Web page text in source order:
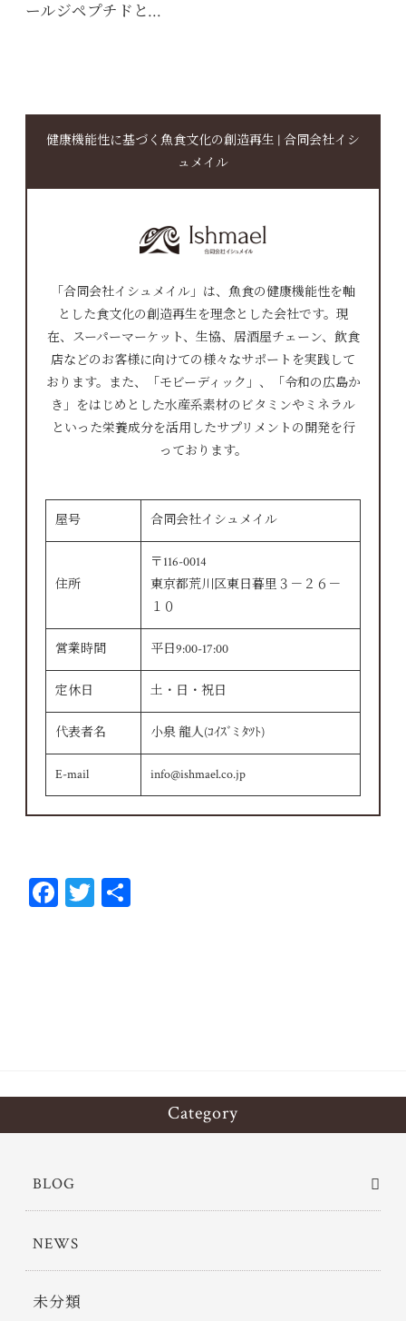
ールジペプチドと…
健康機能性に基づく魚食文化の創造再生 | 合同会社イシ
ュメイル
「合同会社イシュメイル」は、魚食の健康機能性を軸
とした食文化の創造再生を理念とした会社です。現
在、スーパーマーケット、生協、居酒屋チェーン、飲食
店などのお客様に向けての様々なサポートを実践して
おります。また、「モビーディック」、「令和の広島か
き」をはじめとした水産系素材のビタミンやミネラル
といった栄養成分を活用したサプリメントの開発を行
っております。
屋号 合同会社イシュメイル
住所
〒116-0014
東京都荒川区東日暮里３－２６－
１０
営業時間 平日9:00-17:00
定休日 土・日・祝日
代表者名 小泉 龍人(ｺｲｽﾞﾐ ﾀﾂﾄ)
E-mail info@ishmael.co.jp
Fa T
Category
BLOG
NEWS
未分類